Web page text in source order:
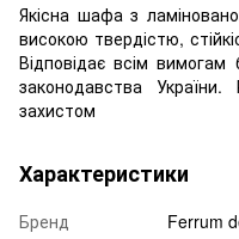
Якісна шафа з
високою твердістю,
Відповідає всім вимогам
законодавства України.
захистом
Характеристики
Бренд
Ferrum